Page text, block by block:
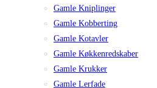
Gamle Kniplinger
Gamle Kobberting
Gamle Kotavler
Gamle Køkkenredskaber
Gamle Krukker
Gamle Lerfade